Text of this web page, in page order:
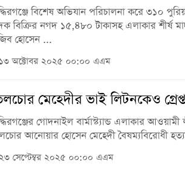
বিশেষ অভিযান পরিচালনা করে ৩১০
বিক্রির নগদ ১৫,৪৮০ টাকাসহ এলাকার শীর্ষ
হোসেন ...
১৩ অক্টোবর ২০২৫ ০০:০০ এএম
মেহেদীর ভাই লিটনকেও
গোদনাইল বার্মাস্ট্যান্ড এলাকার
আনোয়ার হোসেন মেহেদী বৈষম্যবিরোধী
২৩ সেপ্টেম্বর ২০২৫ ০০:০০ এএম